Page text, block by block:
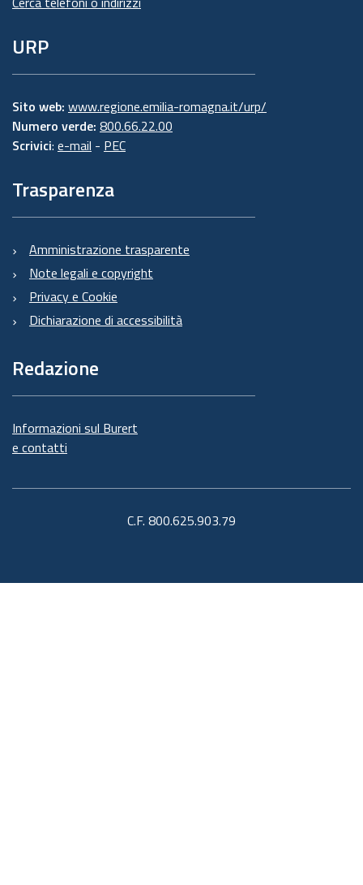
URP
Sito web: www.regione.emilia-romagna.it/urp/
Numero verde: 800.66.22.00
Scrivici: e-mail - PEC
Trasparenza
Amministrazione trasparente
Note legali e copyright
Privacy e Cookie
Dichiarazione di accessibilità
Redazione
Informazioni sul Burert
e contatti
C.F. 800.625.903.79